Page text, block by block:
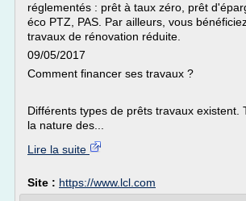
réglementés : prêt à taux zéro, prêt
éco PTZ, PAS. Par ailleurs, vous
travaux de rénovation réduite.
09/05/2017
Comment financer ses travaux ?
Différents types de prêts travaux existent.
la nature des...
Lire la suite
Site : https://www.lcl.com